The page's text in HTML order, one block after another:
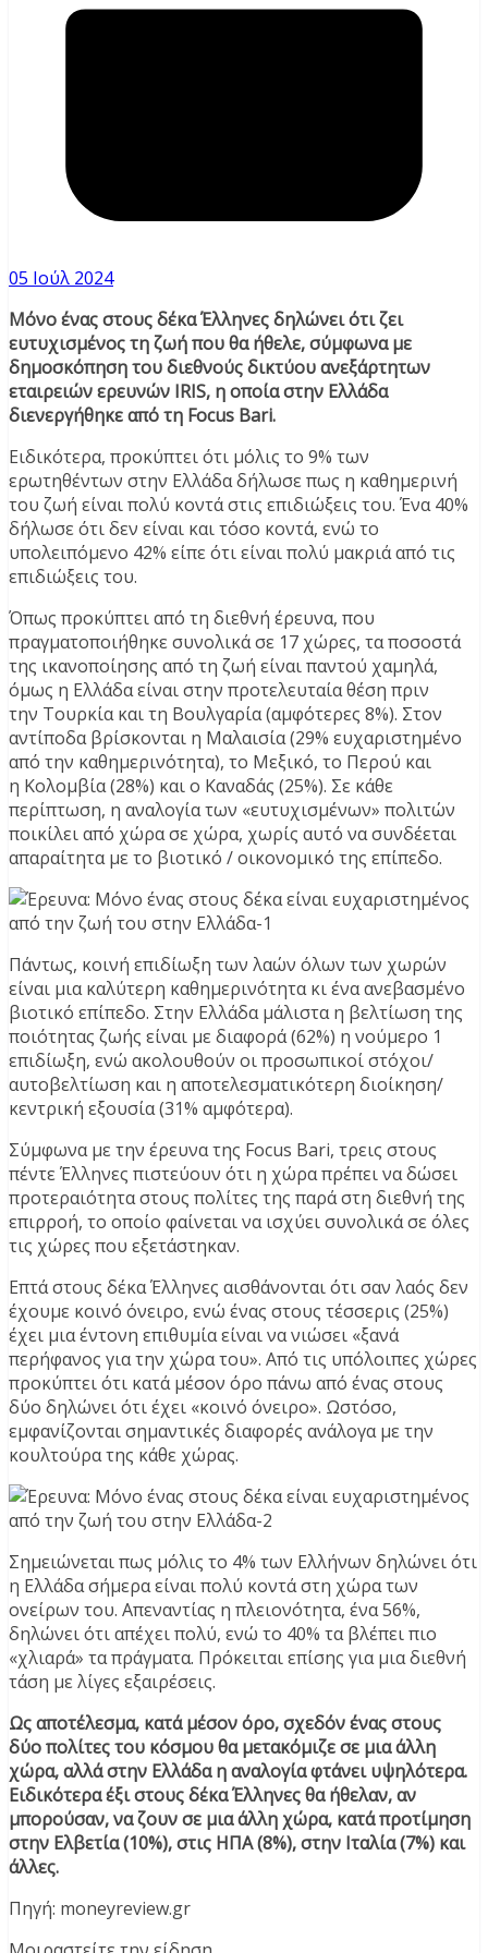
05 Ιούλ 2024
Μόνο ένας στους δέκα Έλληνες δηλώνει ότι ζει
ευτυχισμένος τη ζωή που θα ήθελε, σύμφωνα με
δημοσκόπηση του διεθνούς δικτύου ανεξάρτητων
εταιρειών ερευνών IRIS, η οποία στην Ελλάδα
διενεργήθηκε από τη Focus Bari.
Ειδικότερα, προκύπτει ότι μόλις το 9% των
ερωτηθέντων στην Ελλάδα δήλωσε πως η καθημερινή
του ζωή είναι πολύ κοντά στις επιδιώξεις του. Ένα 40%
δήλωσε ότι δεν είναι και τόσο κοντά, ενώ το
υπολειπόμενο 42% είπε ότι είναι πολύ μακριά από τις
επιδιώξεις του.
Όπως προκύπτει από τη διεθνή έρευνα, που
πραγματοποιήθηκε συνολικά σε 17 χώρες, τα ποσοστά
της ικανοποίησης από τη ζωή είναι παντού χαμηλά,
όμως η Ελλάδα είναι στην προτελευταία θέση πριν
την Τουρκία και τη Βουλγαρία (αμφότερες 8%). Στον
αντίποδα βρίσκονται η Μαλαισία (29% ευχαριστημένο
από την καθημερινότητα), το Μεξικό, το Περού και
η Κολομβία (28%) και ο Καναδάς (25%). Σε κάθε
περίπτωση, η αναλογία των «ευτυχισμένων» πολιτών
ποικίλει από χώρα σε χώρα, χωρίς αυτό να συνδέεται
απαραίτητα με το βιοτικό / οικονομικό της επίπεδο.
Πάντως, κοινή επιδίωξη των λαών όλων των χωρών
είναι μια καλύτερη καθημερινότητα κι ένα ανεβασμένο
βιοτικό επίπεδο. Στην Ελλάδα μάλιστα η βελτίωση της
ποιότητας ζωής είναι με διαφορά (62%) η νούμερο 1
επιδίωξη, ενώ ακολουθούν οι προσωπικοί στόχοι/
αυτοβελτίωση και η αποτελεσματικότερη διοίκηση/
κεντρική εξουσία (31% αμφότερα).
Σύμφωνα με την έρευνα της Focus Bari, τρεις στους
πέντε Έλληνες πιστεύουν ότι η χώρα πρέπει να δώσει
προτεραιότητα στους πολίτες της παρά στη διεθνή της
επιρροή, το οποίο φαίνεται να ισχύει συνολικά σε όλες
τις χώρες που εξετάστηκαν.
Επτά στους δέκα Έλληνες αισθάνονται ότι σαν λαός δεν
έχουμε κοινό όνειρο, ενώ ένας στους τέσσερις (25%)
έχει μια έντονη επιθυμία είναι να νιώσει «ξανά
περήφανος για την χώρα του». Από τις υπόλοιπες χώρες
προκύπτει ότι κατά μέσον όρο πάνω από ένας στους
δύο δηλώνει ότι έχει «κοινό όνειρο». Ωστόσο,
εμφανίζονται σημαντικές διαφορές ανάλογα με την
κουλτούρα της κάθε χώρας.
Σημειώνεται πως μόλις το 4% των Ελλήνων δηλώνει ότι
η Ελλάδα σήμερα είναι πολύ κοντά στη χώρα των
ονείρων του. Απεναντίας η πλειονότητα, ένα 56%,
δηλώνει ότι απέχει πολύ, ενώ το 40% τα βλέπει πιο
«χλιαρά» τα πράγματα. Πρόκειται επίσης για μια διεθνή
τάση με λίγες εξαιρέσεις.
Ως αποτέλεσμα, κατά μέσον όρο, σχεδόν ένας στους
δύο πολίτες του κόσμου θα μετακόμιζε σε μια άλλη
χώρα, αλλά στην Ελλάδα η αναλογία φτάνει υψηλότερα.
Ειδικότερα έξι στους δέκα Έλληνες θα ήθελαν, αν
μπορούσαν, να ζουν σε μια άλλη χώρα, κατά προτίμηση
στην Ελβετία (10%), στις ΗΠΑ (8%), στην Ιταλία (7%) και
άλλες.
Πηγή: moneyreview.gr